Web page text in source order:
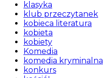
klasyka
klub przeczytanek
kobieca literatura
kobieta
kobiety
Komedia
komedia kryminalna
konkurs